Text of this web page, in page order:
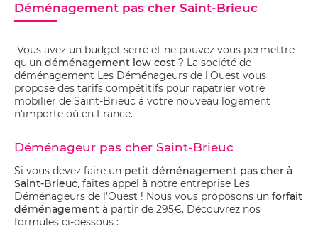
Déménagement pas cher Saint-Brieuc
Vous avez un budget serré et ne pouvez vous permettre
qu'un déménagement low cost ? La société de
déménagement Les Déménageurs de l'Ouest vous
propose des tarifs compétitifs pour rapatrier votre
mobilier de Saint-Brieuc à votre nouveau logement
n'importe où en France.
Déménageur pas cher Saint-Brieuc
Si vous devez faire un petit déménagement pas cher à
Saint-Brieuc, faites appel à notre entreprise Les
Déménageurs de l'Ouest ! Nous vous proposons un forfait
déménagement à partir de 295€. Découvrez nos
formules ci-dessous :